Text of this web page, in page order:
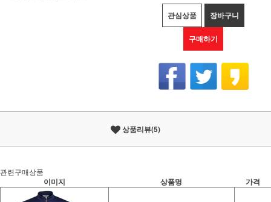
관심상품 장바구니
구매하기
상품리뷰(5)
관련구매상품
이미지 상품명 가격